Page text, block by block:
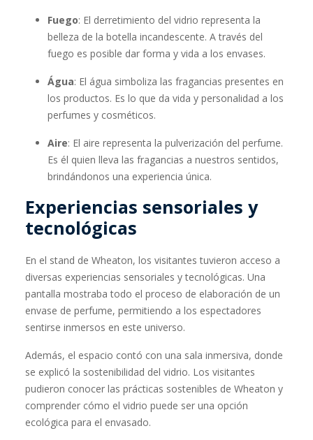
Fuego: El derretimiento del vidrio representa la
belleza de la botella incandescente. A través del
fuego es posible dar forma y vida a los envases.
Água: El água simboliza las fragancias presentes en
los productos. Es lo que da vida y personalidad a los
perfumes y cosméticos.
Aire: El aire representa la pulverización del perfume.
Es él quien lleva las fragancias a nuestros sentidos,
brindándonos una experiencia única.
Experiencias sensoriales y
tecnológicas
En el stand de Wheaton, los visitantes tuvieron acceso a
diversas experiencias sensoriales y tecnológicas. Una
pantalla mostraba todo el proceso de elaboración de un
envase de perfume, permitiendo a los espectadores
sentirse inmersos en este universo.
Además, el espacio contó con una sala inmersiva, donde
se explicó la sostenibilidad del vidrio. Los visitantes
pudieron conocer las prácticas sostenibles de Wheaton y
comprender cómo el vidrio puede ser una opción
ecológica para el envasado.